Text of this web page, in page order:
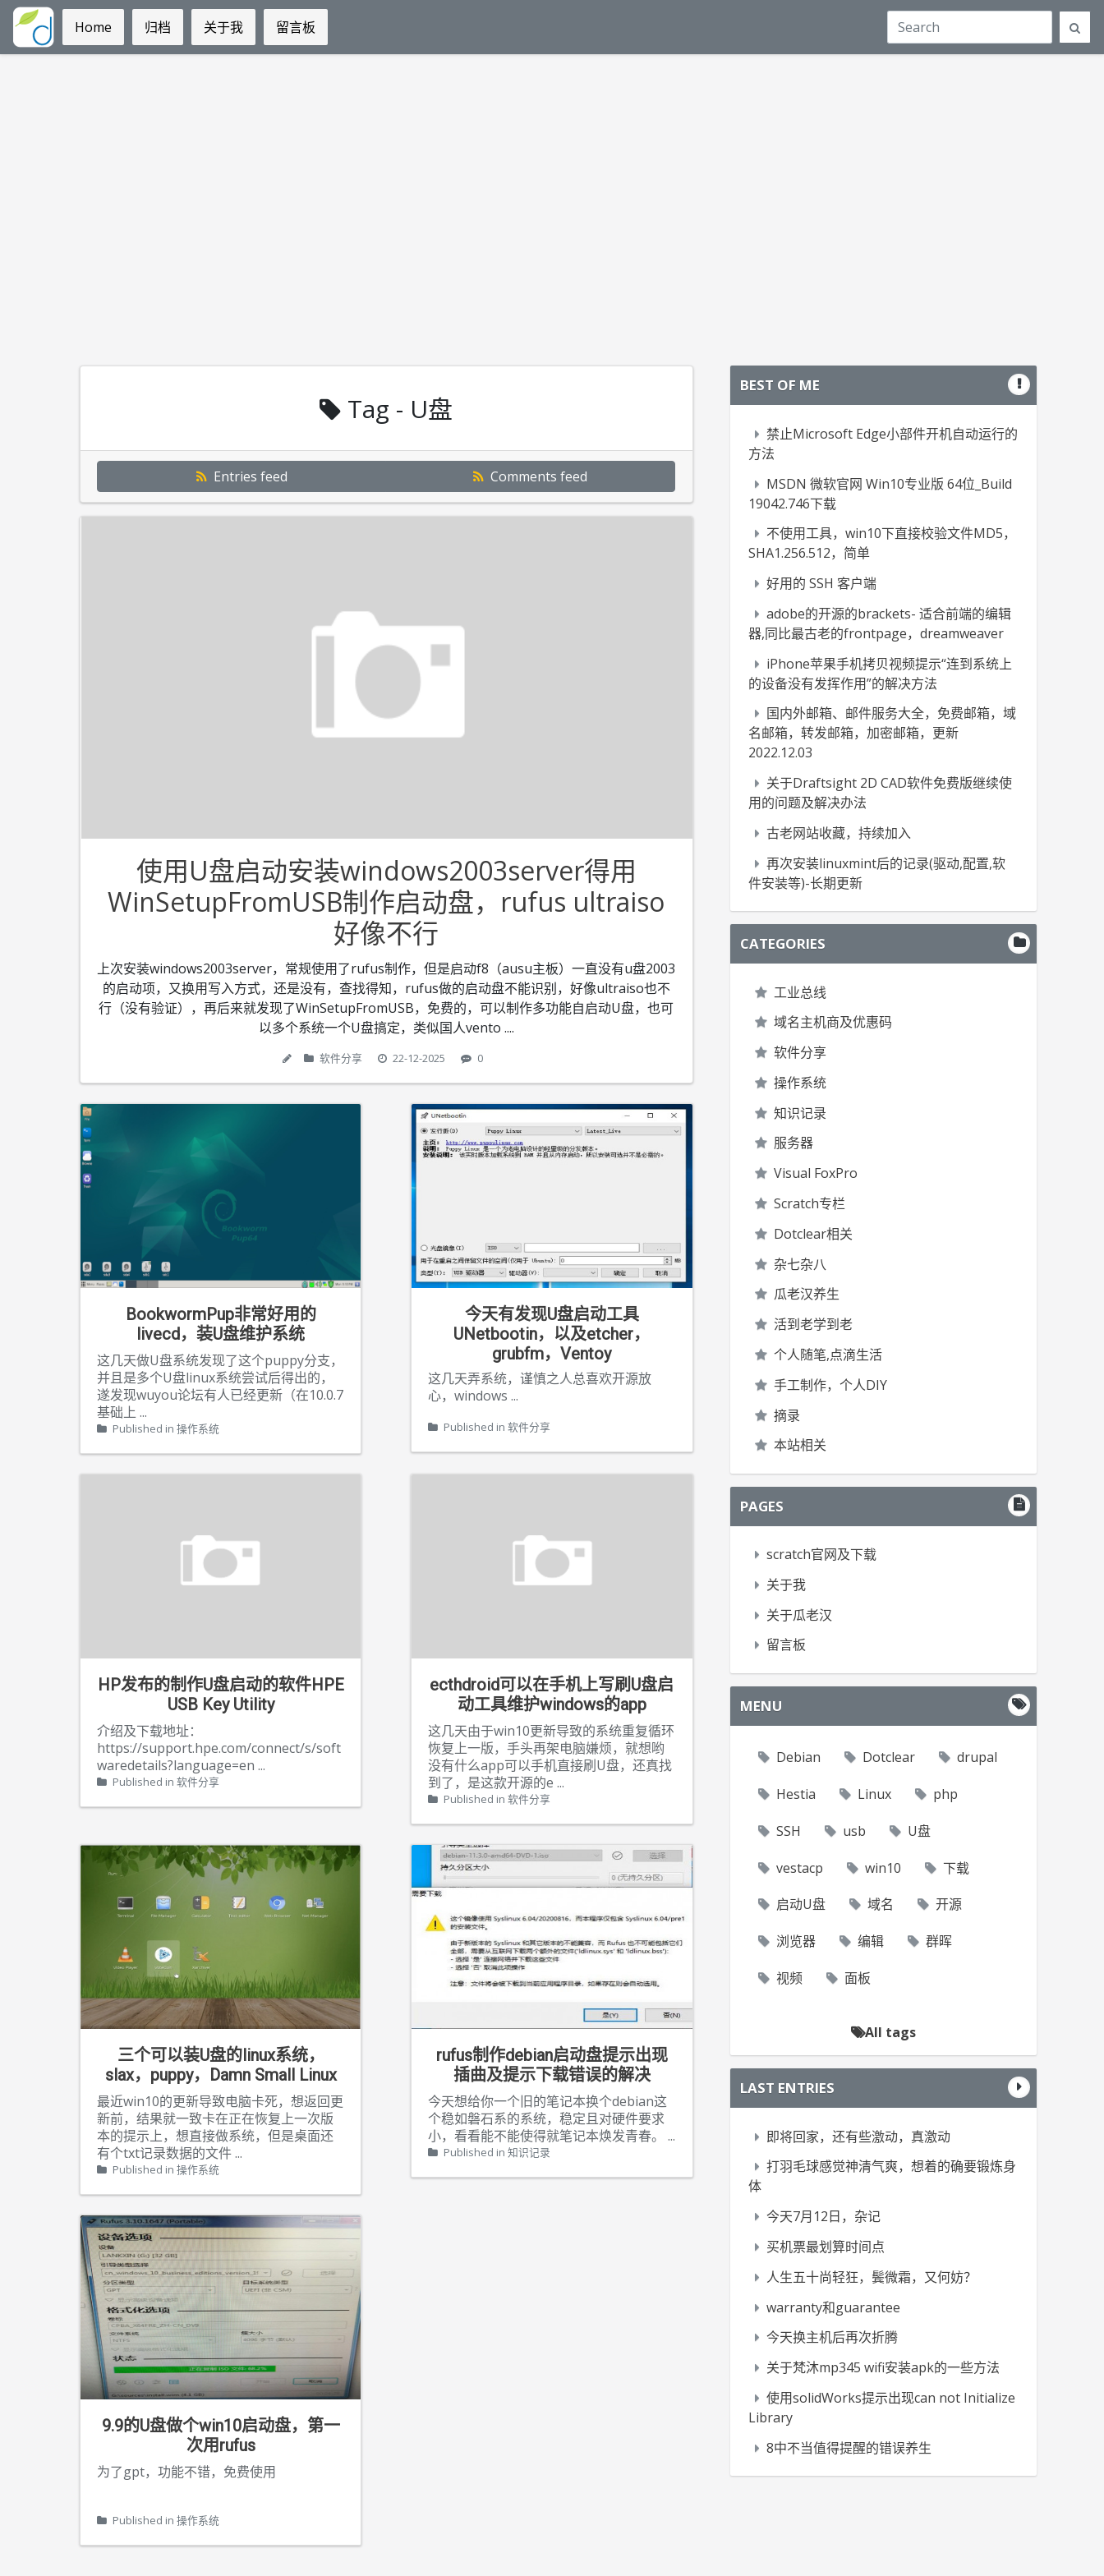
Home 归档 关于我 留言板
Tag - U盘
Entries feed Comments feed
使用U盘启动安装windows2003server得用
WinSetupFromUSB制作启动盘，rufus ultraiso
好像不行
上次安装windows2003server，常规使用了rufus制作，但是启动f8（ausu主板）一直没有u盘2003
的启动项，又换用写入方式，还是没有，查找得知，rufus做的启动盘不能识别，好像ultraiso也不
行（没有验证），再后来就发现了WinSetupFromUSB，免费的，可以制作多功能自启动U盘，也可
以多个系统一个U盘搞定，类似国人vento ....
软件分享 22-12-2025 0
BookwormPup非常好用的
livecd，装U盘维护系统
这几天做U盘系统发现了这个puppy分支，
并且是多个U盘linux系统尝试后得出的，
遂发现wuyou论坛有人已经更新（在10.0.7
基础上 ...
Published in 操作系统
今天有发现U盘启动工具
UNetbootin，以及etcher，
grubfm，Ventoy
这几天弄系统，谨慎之人总喜欢开源放
心，windows...
Published in软件分享
HP发布的制作U盘启动的软件HPE
USB Key Utility
介绍及下载地址：
https://support.hpe.com/connect/s/soft
waredetails?language=en ...
Published in 软件分享
ecthdroid可以在手机上写刷U盘启
动工具维护windows的app
这几天由于win10更新导致的系统重复循环
恢复上一版，手头再架电脑嫌烦，就想哟
没有什么app可以手机直接刷U盘，还真找
到了，是这款开源的e...
Published in软件分享
三个可以装U盘的linux系统，
slax，puppy，Damn Small Linux
最近win10的更新导致电脑卡死，想返回更
新前，结果就一致卡在正在恢复上一次版
本的提示上，想直接做系统，但是桌面还
有个txt记录数据的文件...
Published in 操作系统
rufus制作debian启动盘提示出现
插曲及提示下载错误的解决
今天想给你一个旧的笔记本换个debian这
个稳如磐石系的系统，稳定且对硬件要求
小，看看能不能使得就笔记本焕发青春。...
Published in知识记录
9.9的U盘做个win10启动盘，第一
次用rufus
为了gpt，功能不错，免费使用
Published in 操作系统
BEST OF ME
禁止Microsoft Edge小部件开机自动运行的
方法
MSDN 微软官网 Win10专业版 64位_Build
19042.746下载
不使用工具，win10下直接校验文件MD5，
SHA1.256.512，简单
好用的 SSH 客户端
adobe的开源的brackets- 适合前端的编辑
器,同比最古老的frontpage，dreamweaver
iPhone苹果手机拷贝视频提示“连到系统上
的设备没有发挥作用”的解决方法
国内外邮箱、邮件服务大全，免费邮箱，域
名邮箱，转发邮箱，加密邮箱，更新
2022.12.03
关于Draftsight 2D CAD软件免费版继续使
用的问题及解决办法
古老网站收藏，持续加入
再次安装linuxmint后的记录(驱动,配置,软
件安装等)-长期更新
CATEGORIES
工业总线
域名主机商及优惠码
软件分享
操作系统
知识记录
服务器
Visual FoxPro
Scratch专栏
Dotclear相关
杂七杂八
瓜老汉养生
活到老学到老
个人随笔,点滴生活
手工制作，个人DIY
摘录
本站相关
PAGES
scratch官网及下载
关于我
关于瓜老汉
留言板
MENU
Debian Dotclear drupal
Hestia Linux php
SSH usb U盘
vestacp win10 下载
启动U盘 域名 开源
浏览器 编辑 群晖
视频 面板
All tags
LAST ENTRIES
即将回家，还有些激动，真激动
打羽毛球感觉神清气爽，想着的确要锻炼身
体
今天7月12日，杂记
买机票最划算时间点
人生五十尚轻狂，鬓微霜，又何妨？
warranty和guarantee
今天换主机后再次折腾
关于梵沐mp345 wifi安装apk的一些方法
使用solidWorks提示出现can not Initialize
Library
8中不当值得提醒的错误养生